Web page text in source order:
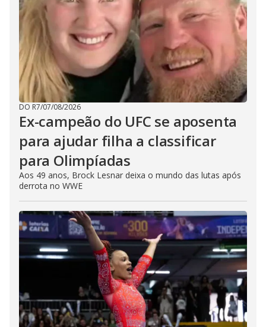
DO R7/07/08/2026
Ex-campeão do UFC se aposenta
para ajudar filha a classificar
para Olimpíadas
Aos 49 anos, Brock Lesnar deixa o mundo das lutas após
derrota no WWE